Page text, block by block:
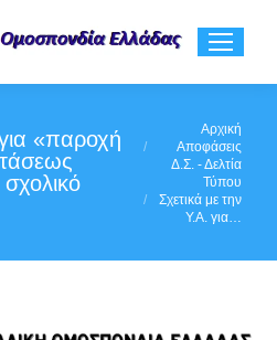
«παροχή You are here:Αρχική
Αποφάσεις
Δ.Σ. - Δελτία
Τύπου
Σχετικά με την
Υ.Α. για…